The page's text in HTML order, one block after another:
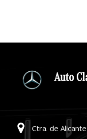
Auto
Ctra. de